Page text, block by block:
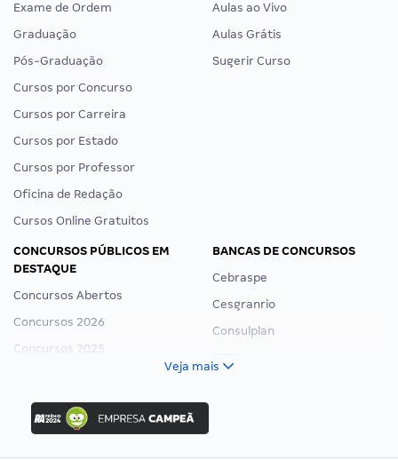
Exame de Ordem
Graduação
Pós-Graduação
Cursos por Concurso
Cursos por Carreira
Cursos por Estado
Cursos por Professor
Oficina de Redação
Cursos Online Gratuitos
Aulas ao Vivo
Aulas Grátis
Sugerir Curso
CONCURSOS PÚBLICOS EM
DESTAQUE
Concursos Abertos
Concursos 2026
Concursos 2025
Concurso Ibama
Concurso MPU
Editais publicados
BANCAS DE CONCURSOS
Cebraspe
Cesgranrio
Consulplan
Veja mais